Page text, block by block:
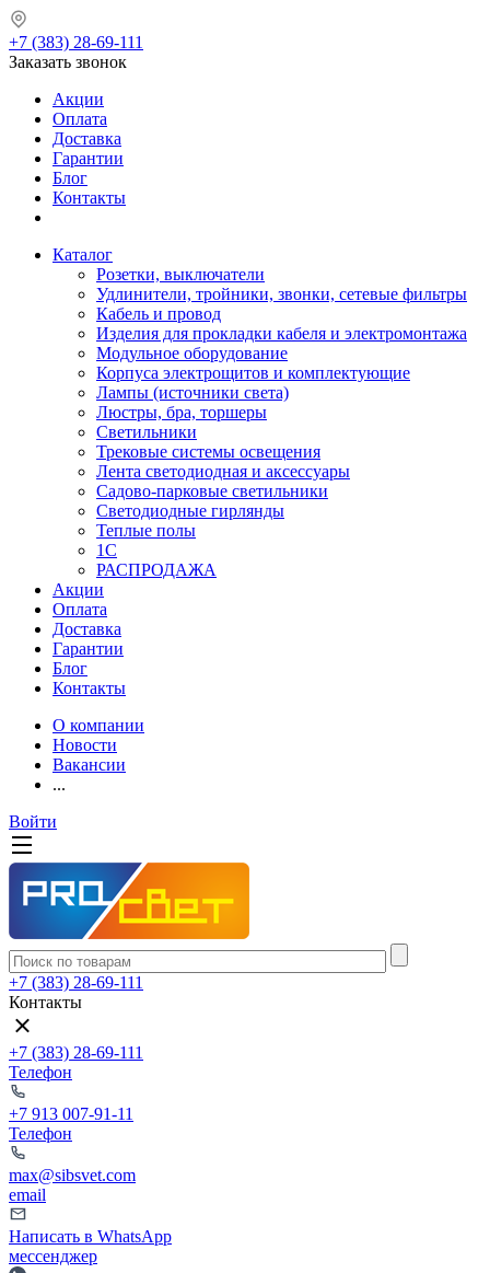
+7 (383) 28-69-111
Заказать звонок
Акции
Оплата
Доставка
Гарантии
Блог
Контакты
Каталог
Розетки, выключатели
Удлинители, тройники, звонки, сетевые фильтры
Кабель и провод
Изделия для прокладки кабеля и электромонтажа
Модульное оборудование
Корпуса электрощитов и комплектующие
Лампы (источники света)
Люстры, бра, торшеры
Светильники
Трековые системы освещения
Лента светодиодная и аксессуары
Садово-парковые светильники
Светодиодные гирлянды
Теплые полы
1С
РАСПРОДАЖА
Акции
Оплата
Доставка
Гарантии
Блог
Контакты
О компании
Новости
Вакансии
...
Войти
+7 (383) 28-69-111
Контакты
+7 (383) 28-69-111
Телефон
+7 913 007-91-11
Телефон
max@sibsvet.com
email
Написать в WhatsApp
мессенджер